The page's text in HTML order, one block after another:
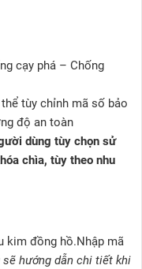
cạy phá – Chống
tùy chỉnh mã số bảo
độ an toàn
dùng tùy chọn sử
chìa, tùy theo nhu
kim đồng hồ.Nhập mã
sẽ hướng dẫn chi tiết khi